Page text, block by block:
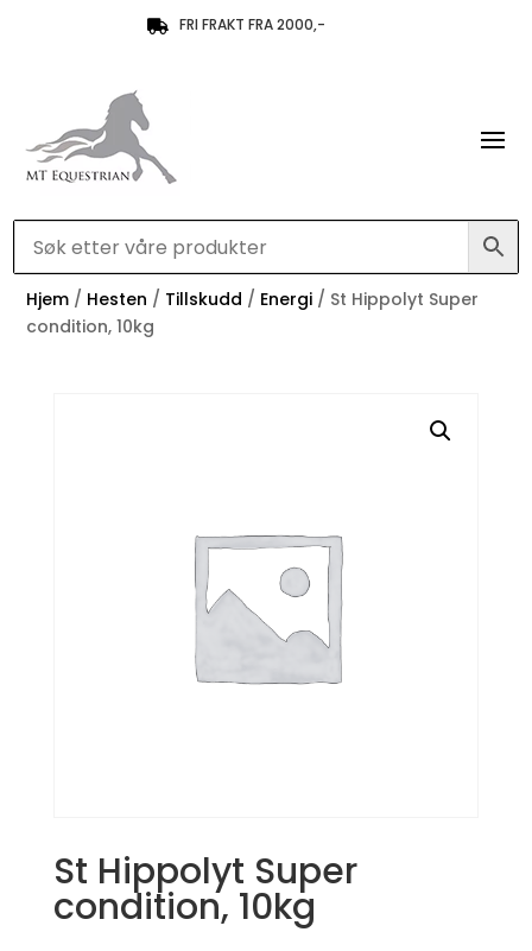
 FRI FRAKT FRA 2000,-
Hjem / Hesten / Tillskudd / Energi / St Hippolyt Super
condition, 10kg
St Hippolyt Super
condition, 10kg